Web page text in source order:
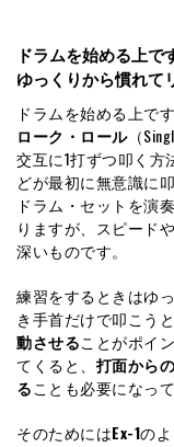
ドラムを始める上で
ゆっくりから慣れて
ドラムを始める上で
ローク・ロール（
交互に1打ずつ叩く方
どが最初に無意識に
ドラム・セットを演
りますが、スピード
深いものです。
練習をするときはゆ
き手首だけで叩こうと
動させることがポイ
てくると、 打面から
ることも必要になって
そのためにはEx-1の